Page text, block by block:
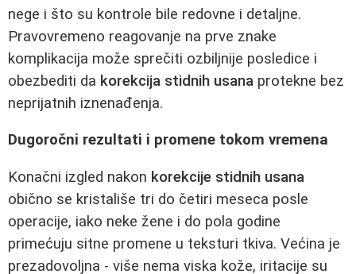
nege i što su kontrole bile redovne i detaljne.
Pravovremeno reagovanje na prve znake
komplikacija može sprečiti ozbiljnije posledice i
obezbediti da korekcija stidnih usana protekne bez
neprijatnih iznenađenja.
Dugoročni rezultati i promene tokom vremena
Konačni izgled nakon korekcije stidnih usana
obično se kristališe tri do četiri meseca posle
operacije, iako neke žene i do pola godine
primećuju sitne promene u teksturi tkiva. Većina je
prezadovoljna - više nema viska kože, iritacije su